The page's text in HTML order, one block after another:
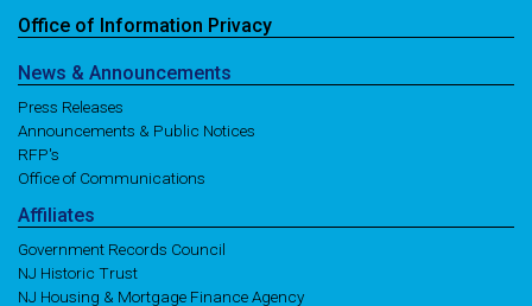
Office of Information Privacy
News & Announcements
Press Releases
Announcements & Public Notices
RFP's
Office of Communications
Affiliates
Government Records Council
NJ Historic Trust
NJ Housing & Mortgage Finance Agency